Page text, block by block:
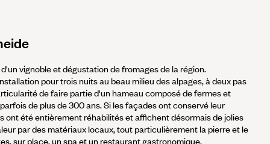
vignoble et dégustation de fromages de la région.
pour trois nuits au beau milieu des alpages, à deux pas
de faire partie d'un hameau composé de fermes et
de plus de 300 ans. Si les façades ont conservé leur
ont été entièrement réhabilités et affichent désormais de jolies
par des matériaux locaux, tout particulièrement la pierre et le
sur place, un spa et un restaurant gastronomique.